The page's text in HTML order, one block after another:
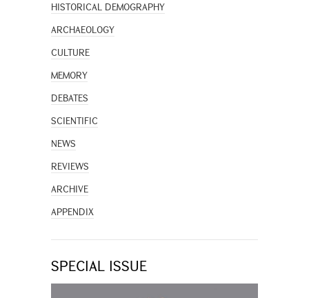
HISTORICAL DEMOGRAPHY
ARCHAEOLOGY
CULTURE
MEMORY
DEBATES
SCIENTIFIC
NEWS
REVIEWS
ARCHIVE
APPENDIX
SPECIAL ISSUE